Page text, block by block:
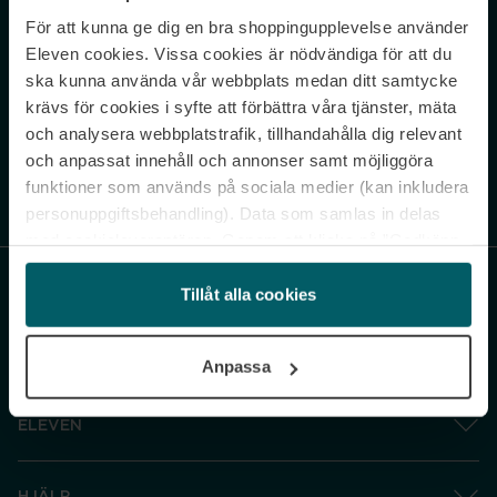
För att kunna ge dig en bra shoppingupplevelse använder
Eleven cookies. Vissa cookies är nödvändiga för att du
ska kunna använda vår webbplats medan ditt samtycke
krävs för cookies i syfte att förbättra våra tjänster, mäta
och analysera webbplatstrafik, tillhandahålla dig relevant
och anpassat innehåll och annonser samt möjliggöra
funktioner som används på sociala medier (kan inkludera
personuppgiftsbehandling). Data som samlas in delas
och gå vidare” accepterar du samtliga cookies medan du
under ”Inställningar” kan anpassa användningen av
cookies. Du kan återkalla ditt samtycke när som helst.
Tillåt alla cookies
Anpassa
Never miss a beat.
Sign up to our newsletter.
Genom att prenumerera accepterar du vår Integritetspolicy. Avprenumerera
ELEVEN